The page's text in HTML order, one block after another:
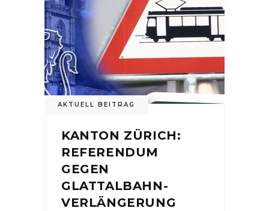
AKTUELL BEITRAG
KANTON ZÜRICH:
REFERENDUM
GEGEN
GLATTALBAHN-
VERLÄNGERUNG